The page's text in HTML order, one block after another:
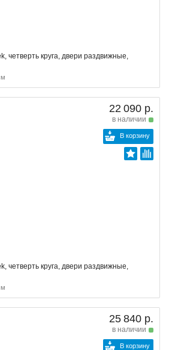
четверть круга, двери раздвижные,
22 090 р.
в наличии
В корзину
четверть круга, двери раздвижные,
25 840 р.
в наличии
В корзину